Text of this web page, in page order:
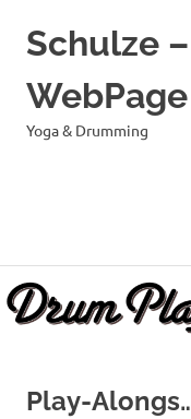
Inhalt
springen
Schulze
WebPage
Yoga & Drumming
Play-